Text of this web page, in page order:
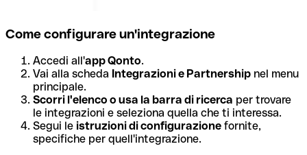
Come configurare un'integrazione
Accedi all'app Qonto.
Vai alla scheda Integrazioni e Partnership nel menu
principale.
Scorri l'elenco o usa la barra di ricerca per trovare
le integrazioni e seleziona quella che ti interessa.
Segui le istruzioni di configurazione fornite,
specifiche per quell'integrazione.